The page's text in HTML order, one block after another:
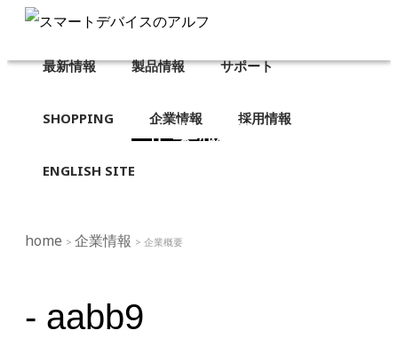
最新情報 製品情報 サポート
SHOPPING 企業情報 採用情報
ENGLISH SITE
企業概要
home > 企業情報 > 企業概要
- aabb9